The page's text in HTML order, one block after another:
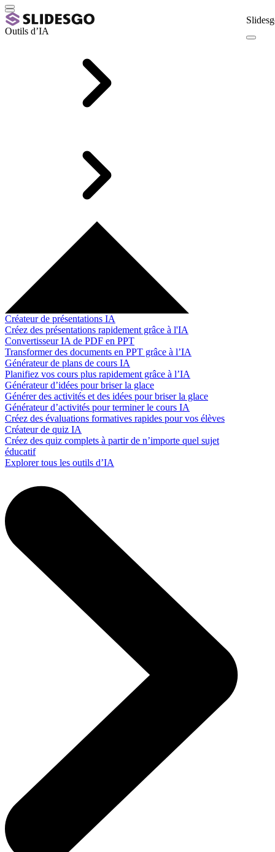
Outils d’IA
Créateur de présentations IA
Créez des présentations rapidement grâce à l'IA
Convertisseur IA de PDF en PPT
Transformer des documents en PPT grâce à l’IA
Générateur de plans de cours IA
Planifiez vos cours plus rapidement grâce à l’IA
Générateur d’idées pour briser la glace
Générer des activités et des idées pour briser la glace
Générateur d’activités pour terminer le cours IA
Créez des évaluations formatives rapides pour vos élèves
Créateur de quiz IA
Créez des quiz complets à partir de n’importe quel sujet
éducatif
Explorer tous les outils d’IA